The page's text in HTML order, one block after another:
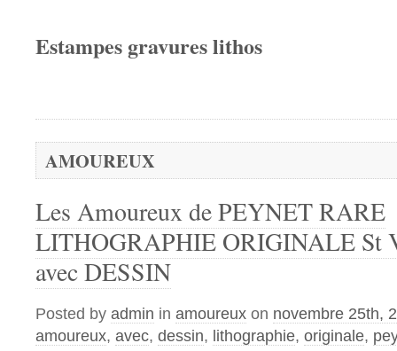
Estampes gravures lithos
AMOUREUX
Les Amoureux de PEYNET RARE
LITHOGRAPHIE ORIGINALE St
avec DESSIN
Posted by admin in amoureux on novembre 25th,
amoureux, avec, dessin, lithographie, originale,